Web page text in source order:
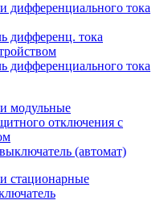
дифференциального тока
дифференц. тока
дифференциального тока
модульные
отключения с
(автомат)
стационарные